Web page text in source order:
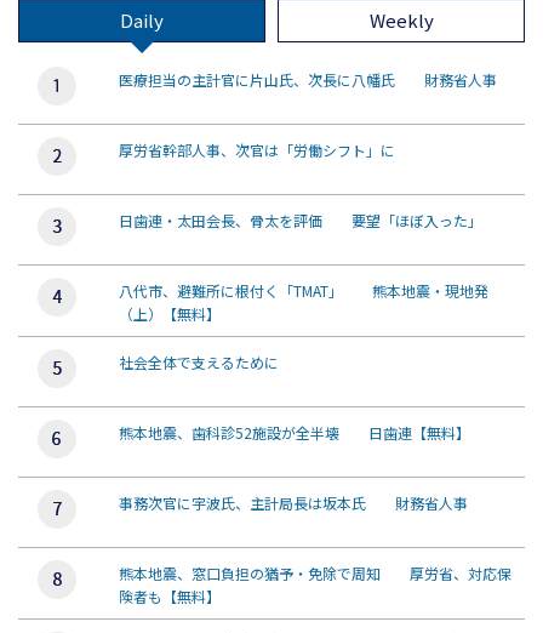
Daily Weekly
医療担当の主計官に片山氏、次長に八幡氏 財務省人事
厚労省幹部人事、次官は「労働シフト」に
日歯連・太田会長、骨太を評価 要望「ほぼ入った」
八代市、避難所に根付く「TMAT」 熊本地震・現地発
（上）【無料】
社会全体で支えるために
熊本地震、歯科診52施設が全半壊 日歯連【無料】
事務次官に宇波氏、主計局長は坂本氏 財務省人事
熊本地震、窓口負担の猶予・免除で周知 厚労省、対応保
険者も【無料】